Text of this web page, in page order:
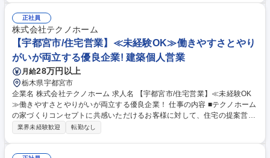
成、保守業務を担当します。ECサイトやCMS構築案件が中心となり、専
門的な打ち合わせにも参加いただきます。 募集職種 【宇都宮/SE職】広告
領域では県内トップの優良企業！《フレックス有》
正社員
株式会社テクノホーム
【宇都宮市/住宅営業】≪未経験OK≫働きやすさとやり
がいが両立する優良企業! 建築個人営業
月給28万円以上
栃木県宇都宮市
企業名 株式会社テクノホーム 求人名 【宇都宮市/住宅営業】≪未経験OK
≫働きやすさとやりがいが両立する優良企業！ 仕事の内容 ■テクノホーム
の家づくりコンセプトに共感いただけるお客様に対して、住宅の提案営業
を行います。■お客様ファーストの姿勢で、お客様の要望に合っていなけ
業界未経験歓迎 転勤なし